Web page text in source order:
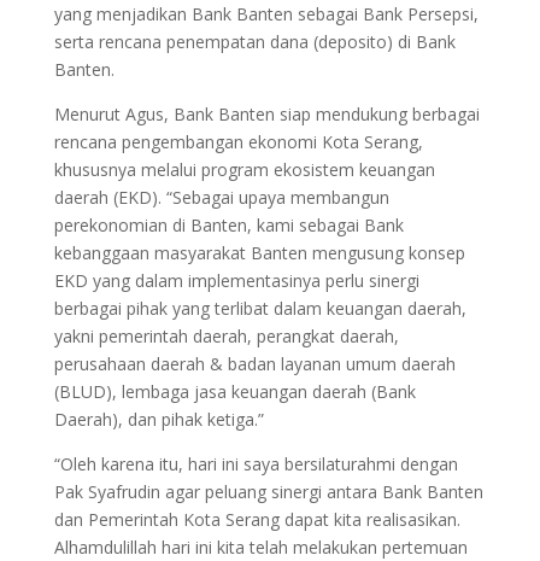
yang menjadikan Bank Banten sebagai Bank Persepsi,
serta rencana penempatan dana (deposito) di Bank
Banten.
Menurut Agus, Bank Banten siap mendukung berbagai
rencana pengembangan ekonomi Kota Serang,
khususnya melalui program ekosistem keuangan
daerah (EKD). “Sebagai upaya membangun
perekonomian di Banten, kami sebagai Bank
kebanggaan masyarakat Banten mengusung konsep
EKD yang dalam implementasinya perlu sinergi
berbagai pihak yang terlibat dalam keuangan daerah,
yakni pemerintah daerah, perangkat daerah,
perusahaan daerah & badan layanan umum daerah
(BLUD), lembaga jasa keuangan daerah (Bank
Daerah), dan pihak ketiga.”
“Oleh karena itu, hari ini saya bersilaturahmi dengan
Pak Syafrudin agar peluang sinergi antara Bank Banten
dan Pemerintah Kota Serang dapat kita realisasikan.
Alhamdulillah hari ini kita telah melakukan pertemuan